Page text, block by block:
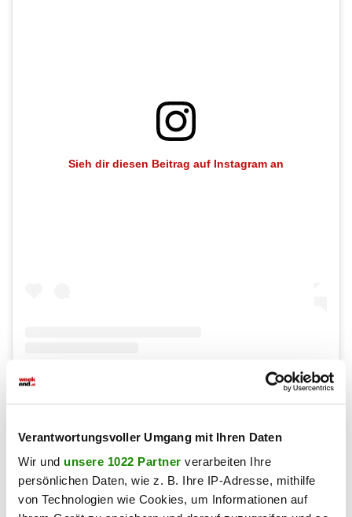
Verantwortungsvoller Umgang mit Ihren Daten
Wir und unsere 1022 Partner verarbeiten Ihre
persönlichen Daten, wie z. B. Ihre IP-Adresse, mithilfe
von Technologien wie Cookies, um Informationen auf
Sieh dir diesen Beitrag auf Instagram an
Ein Beitrag geteilt von adidas Football (@adidasfootball)
Son Heung-min (Südkorea)
Schrille Outfits sucht man bei dem Südkoreaner vergeblich.
Stattdessen überzeugt Heungmin (32) mit cleanen Looks
und Designerpieces. Gerade diese Coolness macht ihn zur